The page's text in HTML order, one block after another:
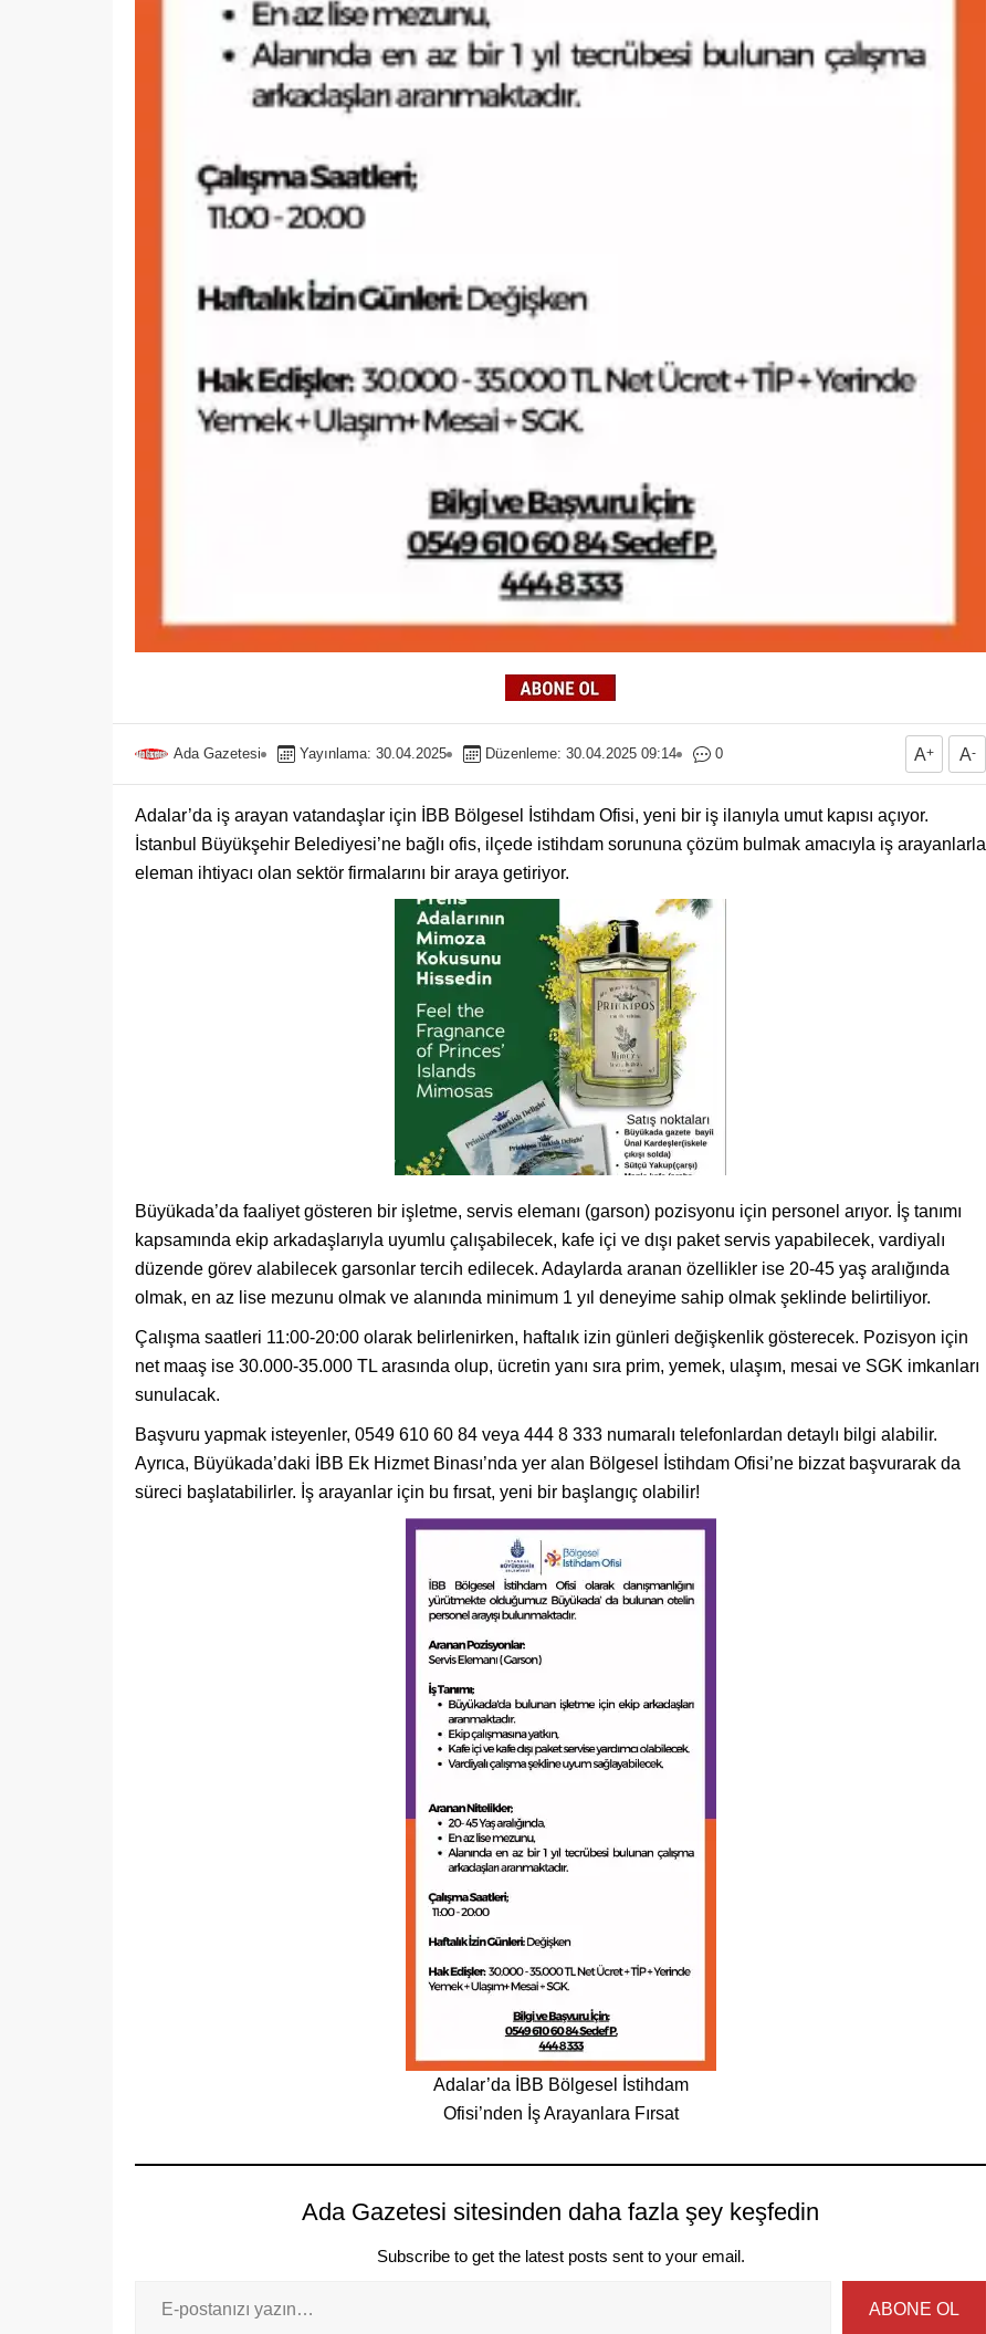
Ada Gazetesi Yayınlama: 30.04.2025 Düzenleme: 30.04.2025 09:14 0 A+ A-
Adalar’da iş arayan vatandaşlar için İBB Bölgesel İstihdam Ofisi, yeni bir iş ilanıyla umut kapısı açıyor.
İstanbul Büyükşehir Belediyesi’ne bağlı ofis, ilçede istihdam sorununa çözüm bulmak amacıyla iş arayanlarla
eleman ihtiyacı olan sektör firmalarını bir araya getiriyor.
Büyükada’da faaliyet gösteren bir işletme, servis elemanı (garson) pozisyonu için personel arıyor. İş tanımı
kapsamında ekip arkadaşlarıyla uyumlu çalışabilecek, kafe içi ve dışı paket servis yapabilecek, vardiyalı
düzende görev alabilecek garsonlar tercih edilecek. Adaylarda aranan özellikler ise 20-45 yaş aralığında
olmak, en az lise mezunu olmak ve alanında minimum 1 yıl deneyime sahip olmak şeklinde belirtiliyor.
Çalışma saatleri 11:00-20:00 olarak belirlenirken, haftalık izin günleri değişkenlik gösterecek. Pozisyon için
net maaş ise 30.000-35.000 TL arasında olup, ücretin yanı sıra prim, yemek, ulaşım, mesai ve SGK imkanları
sunulacak.
Başvuru yapmak isteyenler, 0549 610 60 84 veya 444 8 333 numaralı telefonlardan detaylı bilgi alabilir.
Ayrıca, Büyükada’daki İBB Ek Hizmet Binası’nda yer alan Bölgesel İstihdam Ofisi’ne bizzat başvurarak da
süreci başlatabilirler. İş arayanlar için bu fırsat, yeni bir başlangıç olabilir!
Adalar’da İBB Bölgesel İstihdam
Ofisi’nden İş Arayanlara Fırsat
Ada Gazetesi sitesinden daha fazla şey keşfedin
Subscribe to get the latest posts sent to your email.
ABONE OL